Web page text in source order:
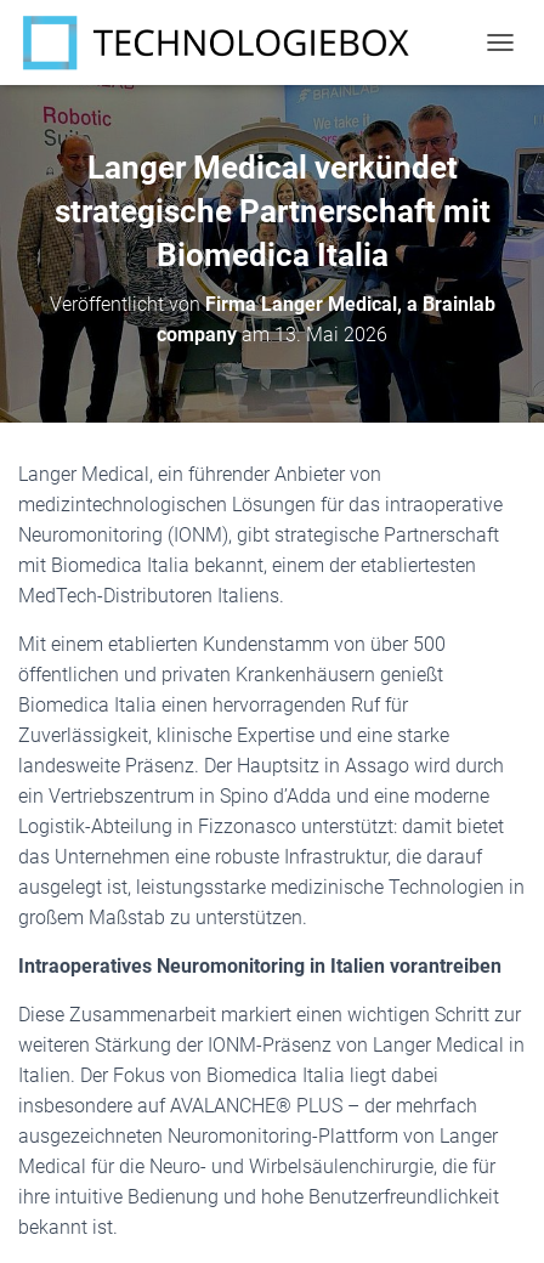
A
A
O
N
U
C
H
A
N
Langer Medical verkündet
strategische Partnerschaft mit
Biomedica Italia
Veröffentlicht vonFirma Langer Medical, a Brainlab
companyam13. Mai 2026
Langer Medical, ein führender Anbieter von
medizintechnologischen Lösungen für das intraoperative
Neuromonitoring (IONM), gibt strategische Partnerschaft
mit Biomedica Italia bekannt, einem der etabliertesten
MedTech-Distributoren Italiens.
Mit einem etablierten Kundenstamm von über 500
öffentlichen und privaten Krankenhäusern genießt
Biomedica Italia einen hervorragenden Ruf für
Zuverlässigkeit, klinische Expertise und eine starke
landesweite Präsenz. Der Hauptsitz in Assago wird durch
ein Vertriebszentrum in Spino d’Adda und eine moderne
Logistik-Abteilung in Fizzonasco unterstützt: damit bietet
das Unternehmen eine robuste Infrastruktur, die darauf
ausgelegt ist, leistungsstarke medizinische Technologien in
großem Maßstab zu unterstützen.
Intraoperatives Neuromonitoring in Italien vorantreiben
Diese Zusammenarbeit markiert einen wichtigen Schritt zur
weiteren Stärkung der IONM-Präsenz von Langer Medical in
Italien. Der Fokus von Biomedica Italia liegt dabei
insbesondere auf AVALANCHE® PLUS – der mehrfach
ausgezeichneten Neuromonitoring-Plattform von Langer
Medical für die Neuro- und Wirbelsäulenchirurgie, die für
ihre intuitive Bedienung und hohe Benutzerfreundlichkeit
bekannt ist.